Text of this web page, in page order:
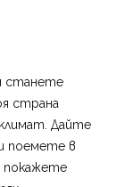
станете
страна
Дайте
поемете в
покажете